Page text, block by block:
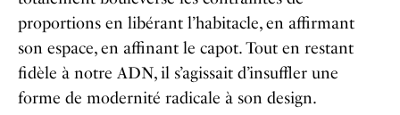
proportions en libérant l’habitacle, en affirmant
son espace, en affinant le capot. Tout en restant
fidèle à notre ADN, il s’agissait d’insuffler une
forme de modernité radicale à son design.